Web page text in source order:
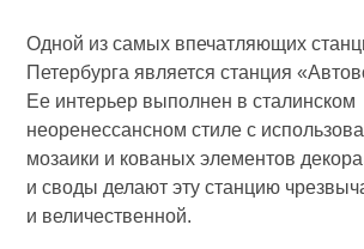
Одной из самых впечатляющих
Петербурга является станция
Ее интерьер выполнен в сталинском
неоренессансном стиле с
мозаики и кованых элементов
и своды делают эту станцию
и величественной.